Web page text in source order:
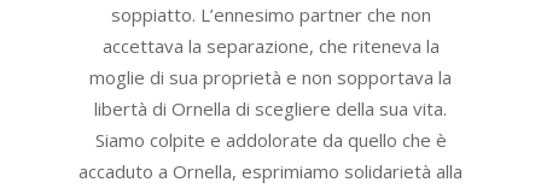
soppiatto. L’ennesimo partner che non
accettava la separazione, che riteneva la
moglie di sua proprietà e non sopportava la
libertà di Ornella di scegliere della sua vita.
Siamo colpite e addolorate da quello che è
accaduto a Ornella, esprimiamo solidarietà alla